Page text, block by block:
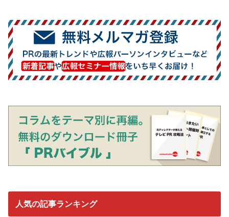
人気の記事ランキング